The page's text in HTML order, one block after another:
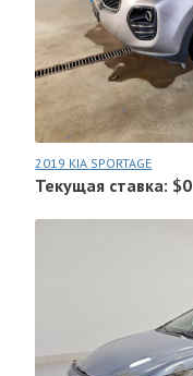
2019 KIA SPORTAGE
Текущая ставка: $0